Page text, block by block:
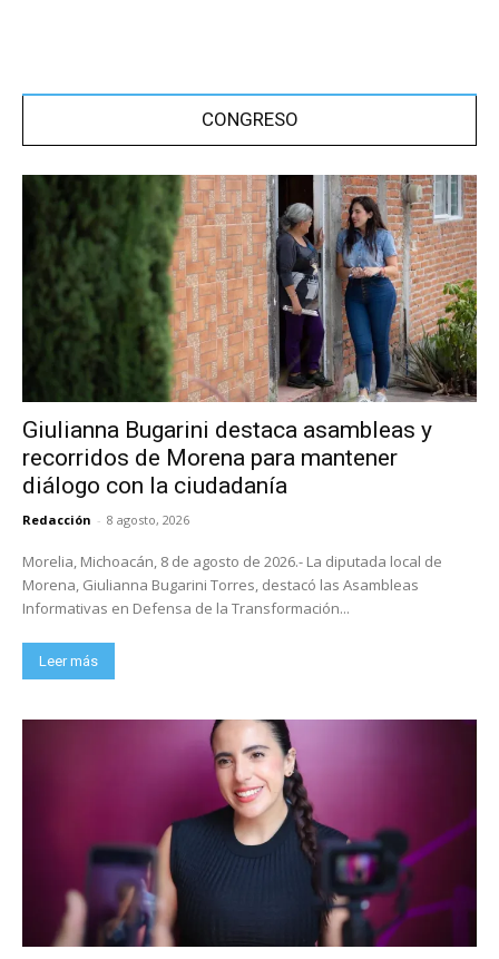
CONGRESO
Giulianna Bugarini destaca asambleas y
recorridos de Morena para mantener
diálogo con la ciudadanía
Redacción - 8 agosto, 2026
Morelia, Michoacán, 8 de agosto de 2026.- La diputada local de
Morena, Giulianna Bugarini Torres, destacó las Asambleas
Informativas en Defensa de la Transformación...
Leer más